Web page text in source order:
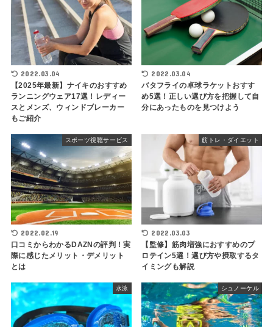
2022.03.04
【2025年最新】ナイキのおすすめ
ランニングウェア17選！レディー
スとメンズ、ウィンドブレーカー
もご紹介
2022.03.04
バタフライの卓球ラケットおすす
め5選！正しい選び方を把握して自
分にあったものを見つけよう
スポーツ視聴サービス
2022.02.19
口コミからわかるDAZNの評判！実
際に感じたメリット・デメリット
とは
筋トレ・ダイエット
2022.03.03
【監修】筋肉増強におすすめのプ
ロテイン5選！選び方や摂取するタ
イミングも解説
水泳 シュノーケル